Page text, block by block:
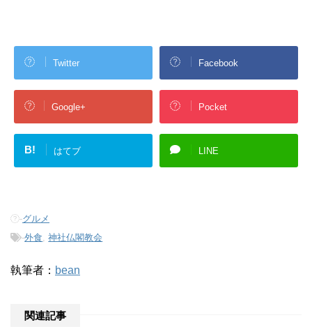
Twitter Facebook
Google+ Pocket
B! はてブ LINE
-グルメ
-外食,神社仏閣教会
執筆者： bean
関連記事